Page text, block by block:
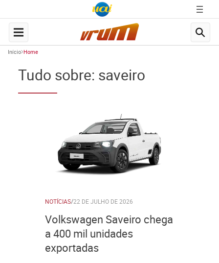
Início Home
Tudo sobre: saveiro
NOTÍCIAS/22 DE JULHO DE 2026
Volkswagen Saveiro chega
a 400 mil unidades
exportadas